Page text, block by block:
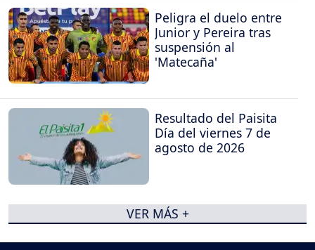
Peligra el duelo entre
Junior y Pereira tras
suspensión al
'Matecaña'
Resultado del Paisita
Día del viernes 7 de
agosto de 2026
VER MÁS +